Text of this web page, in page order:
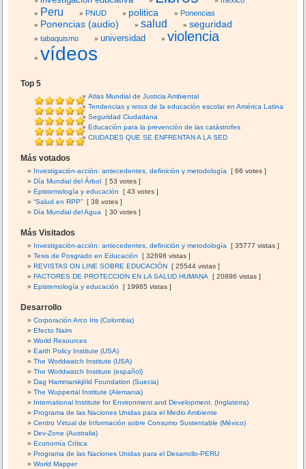
Peru PNUD politica Ponencias
Ponencias (audio) salud seguridad
tabaquismo universidad violencia
vídeos
Top 5
Atlas Mundial de Justicia Ambiental
Tendencias y retos de la educación escolar en América Latina
Seguridad Ciudadana
Educación para la prevención de las catástrofes
CIUDADES QUE SE ENFRENTAN A LA SED
Más votados
Investigación-acción: antecedentes, definición y metodología [ 66 votes ]
Día Mundial del Árbol
[ 53 votes ]
Epistemología y educación
[ 43 votes ]
“Salud en RPP” [ 38 votes ]
Día Mundial del Agua [ 30 votes ]
Más Visitados
Investigación-acción: antecedentes, definición y metodología [ 35777 vistas ]
Tesis de Posgrado en Educación
[ 32698 vistas ]
REVISTAS ON LINE SOBRE EDUCACIÓN
[ 25544 vistas ]
FACTORES DE PROTECCION EN LA SALUD HUMANA [ 20896 vistas ]
Epistemología y educación
[ 19965 vistas ]
Desarrollo
Corporación Arco Iris (Colombia)
Efecto Naim
World Resources
Earth Policy Institute (USA)
The Worldwatch Institute (USA)
The Worldwatch Institute (español)
Dag Hammarskjöld Foundation (Suecia)
The Wuppertal Institute (Alemania)
International Institute for Environment and Development. (Inglaterra)
Programa de las Naciones Unidas para el Medio Ambiente
Centro Virtual de Información sobre Consumo Sustentable (México)
Dev-Zone (Australia)
Economía Crítica
Programa de las Naciones Unidas para el Desarrollo-PERU
World Mapper